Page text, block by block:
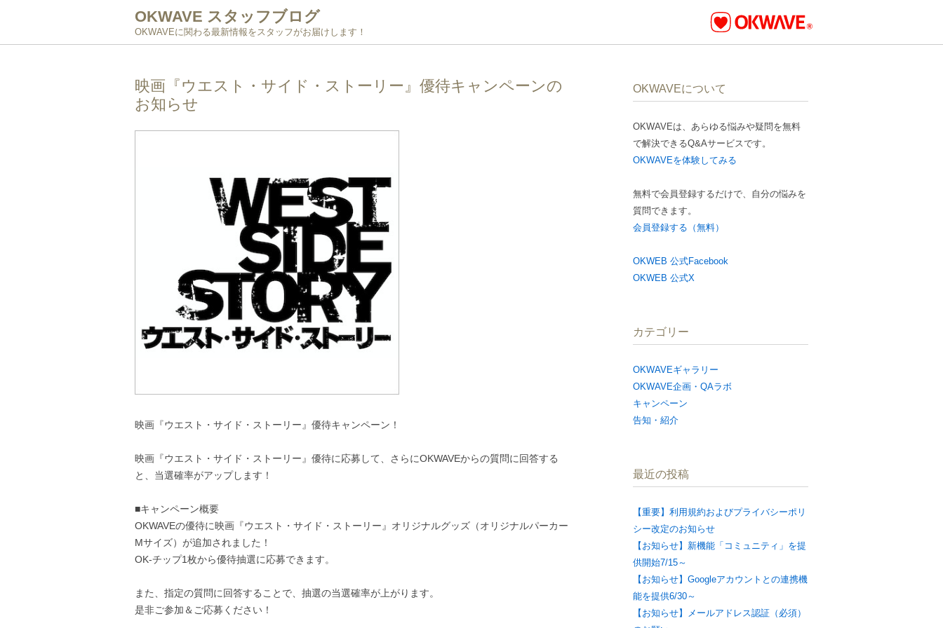
OKWAVE スタッフブログ
OKWAVEに関わる最新情報をスタッフがお届けします！
映画『ウエスト・サイド・ストーリー』優待キャンペーンの
お知らせ
映画『ウエスト・サイド・ストーリー』優待キャンペーン！
映画『ウエスト・サイド・ストーリー』優待に応募して、さらにOKWAVEからの質問に回答する
と、当選確率がアップします！
■キャンペーン概要
OKWAVEの優待に映画『ウエスト・サイド・ストーリー』オリジナルグッズ（オリジナルパーカー
Mサイズ）が追加されました！
OK-チップ1枚から優待抽選に応募できます。
また、指定の質問に回答することで、抽選の当選確率が上がります。
是非ご参加＆ご応募ください！
OKWAVEについて
OKWAVEは、あらゆる悩みや疑問を無料
で解決できるQ&Aサービスです。
OKWAVEを体験してみる
無料で会員登録するだけで、自分の悩みを
質問できます。
会員登録する（無料）
OKWEB 公式Facebook
OKWEB 公式X
カテゴリー
OKWAVEギャラリー
OKWAVE企画・QAラボ
キャンペーン
告知・紹介
最近の投稿
【重要】利用規約およびプライバシーポリ
シー改定のお知らせ
【お知らせ】新機能「コミュニティ」を提
供開始7/15～
【お知らせ】Googleアカウントとの連携機
能を提供6/30～
【お知らせ】メールアドレス認証（必須）